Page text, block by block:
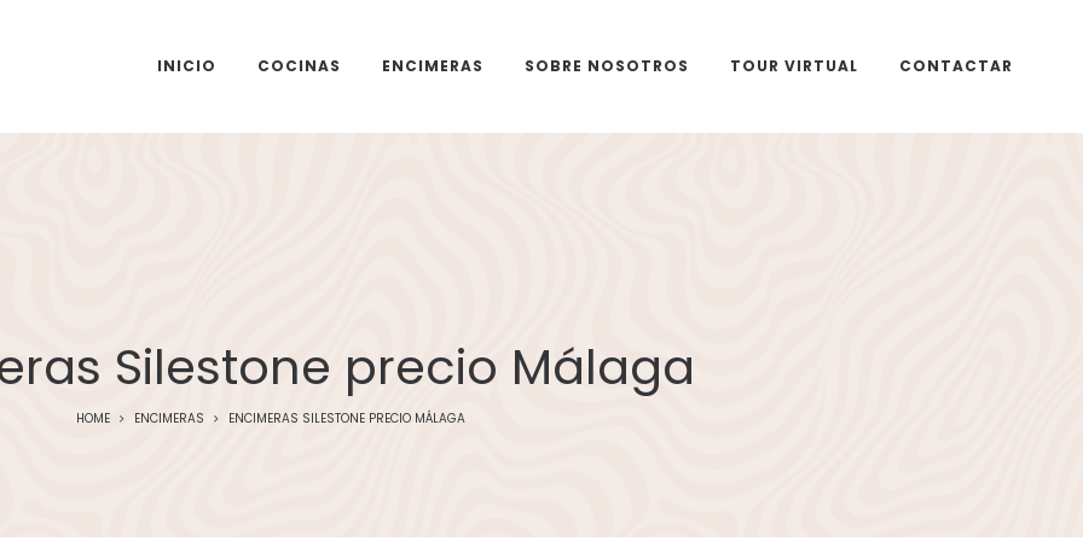
INICIO COCINAS ENCIMERAS SOBRE NOSOTROS TOUR VIRTUAL CONTACTAR
Silestone precio Málaga
HOME ENCIMERAS ENCIMERAS SILESTONE PRECIO MÁLAGA